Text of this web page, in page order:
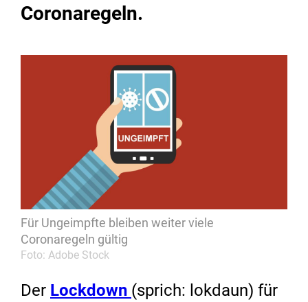
Coronaregeln.
Für Ungeimpfte bleiben weiter viele
Coronaregeln gültig
Foto: Adobe Stock
Der Lockdown (sprich: lokdaun) für